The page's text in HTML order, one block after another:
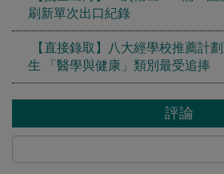
刷新單次出口紀錄
【直接錄取】八大經學校推薦計
生 「醫學與健康」類別最受追捧
評論